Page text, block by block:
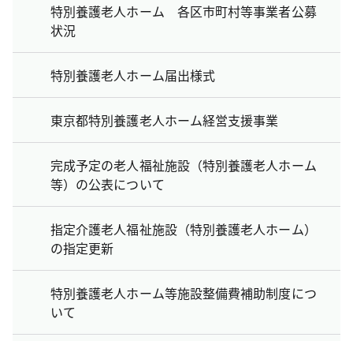
特別養護老人ホーム 各区市町村等事業者公募
状況
特別養護老人ホーム届出様式
東京都特別養護老人ホーム経営支援事業
完成予定の老人福祉施設（特別養護老人ホーム
等）の公表について
指定介護老人福祉施設（特別養護老人ホーム）
の指定更新
特別養護老人ホーム等施設整備費補助制度につ
いて